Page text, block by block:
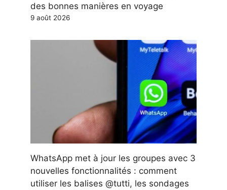
des bonnes manières en voyage
9 août 2026
WhatsApp met à jour les groupes avec 3
nouvelles fonctionnalités : comment
utiliser les balises @tutti, les sondages